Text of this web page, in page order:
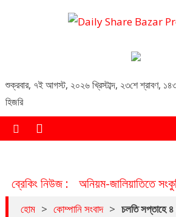
শুক্রবার, ৭ই আগস্ট, ২০২৬ খ্রিস্টাব্দ, ২৩শে শ্রাবণ,
হিজরি
ব্রেকিং নিউজ : অনিয়ম-জালিয়াতিতে
হোম > কোম্পানি সংবাদ > চলতি সপ্তাহে